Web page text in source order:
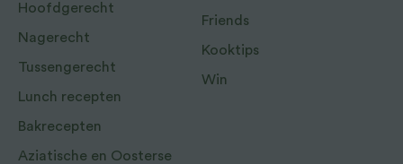
Hoofdgerecht
Nagerecht
Tussengerecht
Lunch recepten
Bakrecepten
Aziatische en Oosterse
Friends
Kooktips
Win